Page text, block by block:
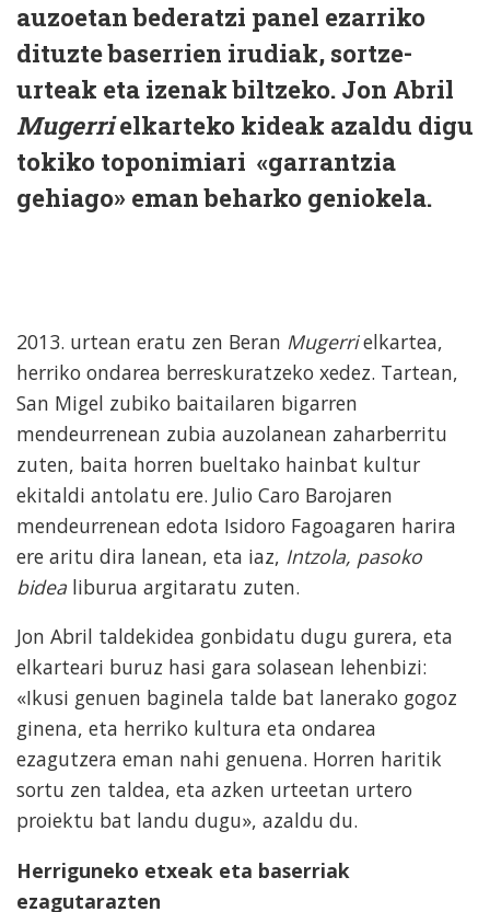
auzoetan bederatzi panel ezarriko
dituzte baserrien irudiak, sortze-
urteak eta izenak biltzeko. Jon Abril
Mugerrielkarteko kideak azaldu digu
tokiko toponimiari «garrantzia
gehiago» eman beharko geniokela.
2013. urtean eratu zen Beran Mugerrielkartea,
herriko ondarea berreskuratzeko xedez. Tartean,
San Migel zubiko baitailaren bigarren
mendeurrenean zubia auzolanean zaharberritu
zuten, baita horren bueltako hainbat kultur
ekitaldi antolatu ere. Julio Caro Barojaren
mendeurrenean edota Isidoro Fagoagaren harira
ere aritu dira lanean, eta iaz, Intzola, pasoko
bidea liburua argitaratu zuten.
Jon Abril taldekidea gonbidatu dugu gurera, eta
elkarteari buruz hasi gara solasean lehenbizi:
«Ikusi genuen baginela talde bat lanerako gogoz
ginena, eta herriko kultura eta ondarea
ezagutzera eman nahi genuena. Horren haritik
sortu zen taldea, eta azken urteetan urtero
proiektu bat landu dugu», azaldu du.
Herriguneko etxeak eta baserriak
ezagutarazten